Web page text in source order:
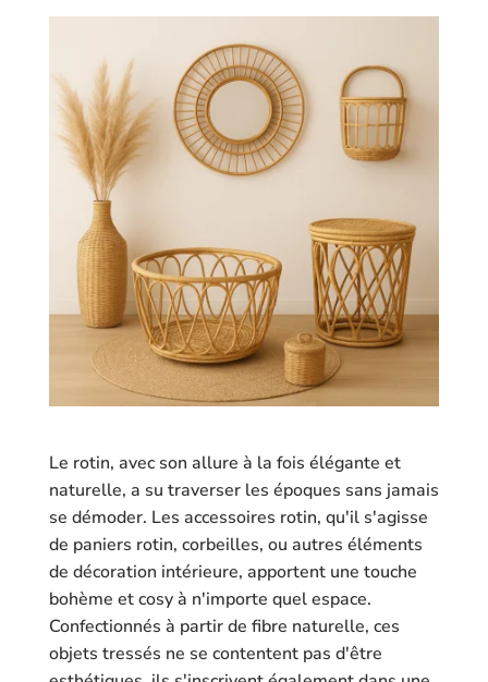
Le rotin, avec son allure à la fois élégante et
naturelle, a su traverser les époques sans jamais
se démoder. Les accessoires rotin, qu'il s'agisse
de paniers rotin, corbeilles, ou autres éléments
de décoration intérieure, apportent une touche
bohème et cosy à n'importe quel espace.
Confectionnés à partir de fibre naturelle, ces
objets tressés ne se contentent pas d'être